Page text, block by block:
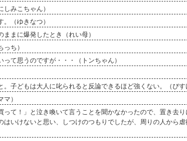
みこちゃん）
（ゆきなつ）
まに爆発したとき（れい母）
ち）
て思うのですが・・・（トンちゃん）
子どもは大人に叱られると反論できるほど強くない。（びす
）
て！」と泣き喚いて言うことを聞かなかったので、置き去
はいけないと思い、しつけのつもりでしたが、周りの人から